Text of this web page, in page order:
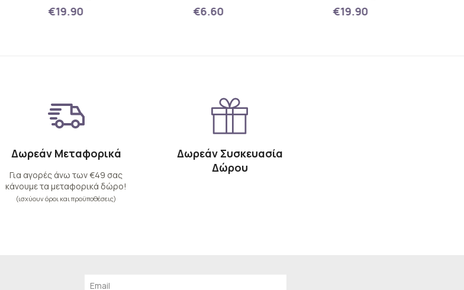
€19.90 €6.60 €19.90
Δωρεάν Μεταφορικά
Για αγορές άνω των €49 σας
κάνουμε τα μεταφορικά δώρο!
(ισχύουν όροι και προϋποθέσεις)
Δωρεάν Συσκευασία
Δώρου